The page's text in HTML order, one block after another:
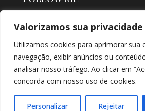
Valorizamos sua privacidade
Utilizamos cookies para aprimorar sua
navegação, exibir anúncios ou
analisar nosso tráfego. Ao clicar em
concorda com nosso uso de cookies.
Personalizar Rejeitar
SOLUÇÕES DIGITAIS |
CRIAÇÃO DE SITES